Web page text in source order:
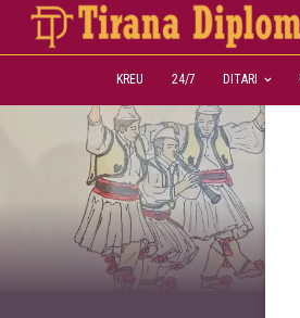
KREU 24/7 DITARI